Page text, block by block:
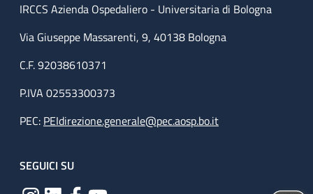
IRCCS Azienda Ospedaliero - Universitaria di Bologna
Via Giuseppe Massarenti, 9, 40138 Bologna
C.F. 92038610371
P.IVA 02553300373
PEC: PEIdirezione.generale@pec.aosp.bo.it
SEGUICI SU